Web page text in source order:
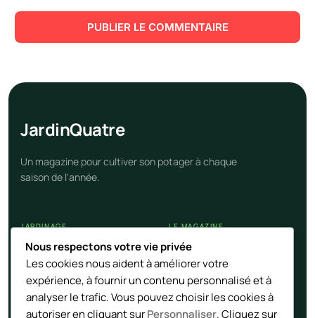
JardinQuatre
Un magazine pour cultiver son potager à chaque
saison de l'année.
JARDINAGE
Calendrier potager
Cultures et légumes
Techniques naturelles
LE MAGAZINE
Nos articles
Flux RSS
Nous respectons votre vie privée
Les cookies nous aident à améliorer votre
expérience, à fournir un contenu personnalisé et à
analyser le trafic. Vous pouvez choisir les cookies à
autoriser en cliquant surPersonnaliser. Cliquez sur